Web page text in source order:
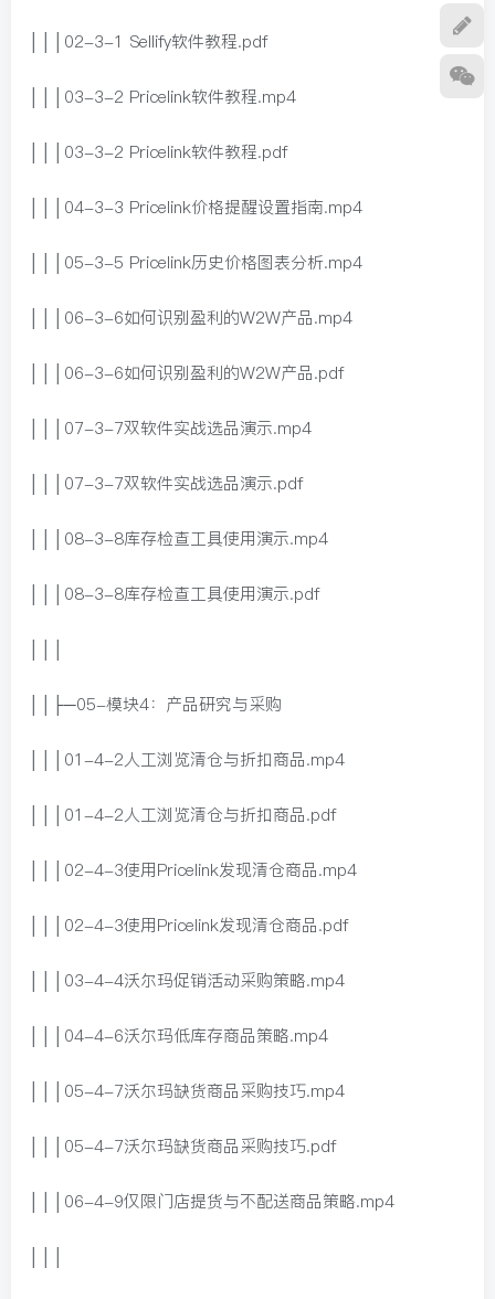
│││02-3-1 Sellify软件教程.pdf
│││03-3-2 Pricelink软件教程.mp4
│││03-3-2 Pricelink软件教程.pdf
│││04-3-3 Pricelink价格提醒设置指南.mp4
│││05-3-5 Pricelink历史价格图表分析.mp4
│││06-3-6如何识别盈利的W2W产品.mp4
│││06-3-6如何识别盈利的W2W产品.pdf
│││07-3-7双软件实战选品演示.mp4
│││07-3-7双软件实战选品演示.pdf
│││08-3-8库存检查工具使用演示.mp4
│││08-3-8库存检查工具使用演示.pdf
││├─05-模块4：产品研究与采购
│││01-4-2人工浏览清仓与折扣商品.mp4
│││01-4-2人工浏览清仓与折扣商品.pdf
│││02-4-3使用Pricelink发现清仓商品.mp4
│││02-4-3使用Pricelink发现清仓商品.pdf
│││03-4-4沃尔玛促销活动采购策略.mp4
│││04-4-6沃尔玛低库存商品策略.mp4
│││05-4-7沃尔玛缺货商品采购技巧.mp4
│││05-4-7沃尔玛缺货商品采购技巧.pdf
│││06-4-9仅限门店提货与不配送商品策略.mp4